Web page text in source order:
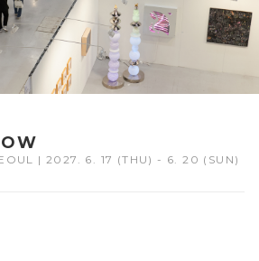
| 2027. 6. 17 (THU) - 6. 20 (SUN)